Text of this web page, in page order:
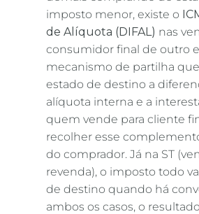
imposto menor, existe o
de Alíquota (DIFAL) nas
consumidor final de outro
mecanismo de partilha
estado de destino a
alíquota interna e a
quem vende para cliente
recolher esse
do comprador. Já na ST
revenda), o imposto todo
de destino quando há
ambos os casos, o